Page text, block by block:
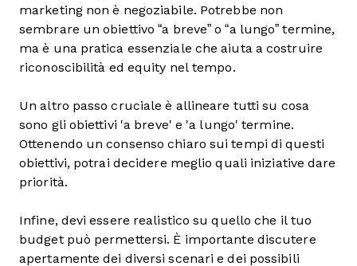
marketing non è negoziabile. Potrebbe non
sembrare un obiettivo “a breve” o “a lungo” termine,
ma è una pratica essenziale che aiuta a costruire
riconoscibilità ed equity nel tempo.
Un altro passo cruciale è allineare tutti su cosa
sono gli obiettivi 'a breve' e 'a lungo' termine.
Ottenendo un consenso chiaro sui tempi di questi
obiettivi, potrai decidere meglio quali iniziative dare
priorità.
Infine, devi essere realistico su quello che il tuo
budget può permettersi. È importante discutere
apertamente dei diversi scenari e dei possibili